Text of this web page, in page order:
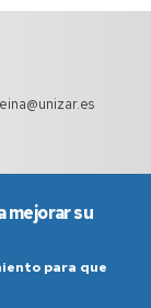
eina@unizar.es
mejorar su
para que